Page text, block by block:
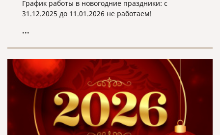
График работы в новогодние праздники: с
31.12.2025 до 11.01.2026 не работаем!
...